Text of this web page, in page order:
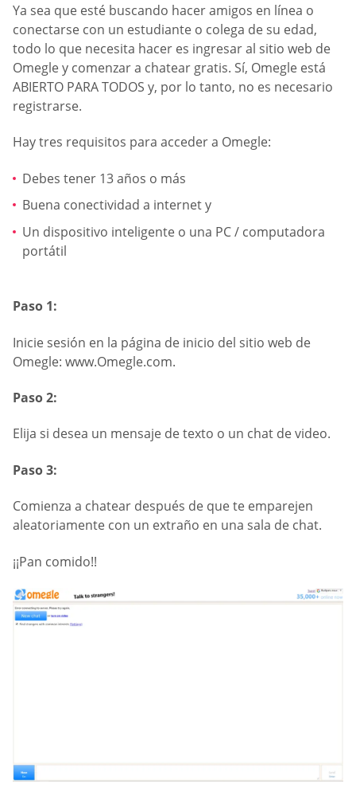
Ya sea que esté buscando hacer amigos en línea o
conectarse con un estudiante o colega de su edad,
todo lo que necesita hacer es ingresar al sitio web de
Omegle y comenzar a chatear gratis. Sí, Omegle está
ABIERTO PARA TODOS y, por lo tanto, no es necesario
registrarse.
Hay tres requisitos para acceder a Omegle:
Debes tener 13 años o más
Buena conectividad a internet y
Un dispositivo inteligente o una PC / computadora
portátil
Paso 1:
Inicie sesión en la página de inicio del sitio web de
Omegle: www.Omegle.com.
Paso 2:
Elija si desea un mensaje de texto o un chat de video.
Paso 3:
Comienza a chatear después de que te emparejen
aleatoriamente con un extraño en una sala de chat.
¡¡Pan comido!!